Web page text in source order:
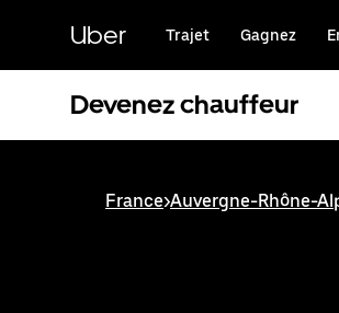
principal
Uber Trajet Gagnez
Devenez chauffeur
France>Auvergne-Rhône-